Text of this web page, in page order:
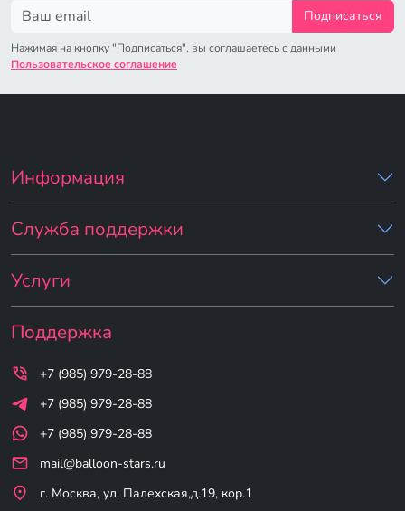
Подписаться
Нажимая на кнопку "Подписаться", вы соглашаетесь с данными
Пользовательское соглашение
Информация
Служба поддержки
Услуги
Поддержка
+7 (985) 979-28-88
+7 (985) 979-28-88
+7 (985) 979-28-88
mail@balloon-stars.ru
г. Москва, ул. Палехская,д.19, кор.1